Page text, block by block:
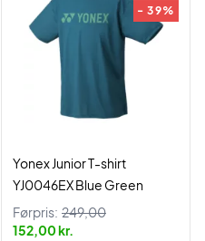
- 39%
Yonex Junior T-shirt
YJ0046EX Blue Green
Førpris: 249,00
152,00 kr.